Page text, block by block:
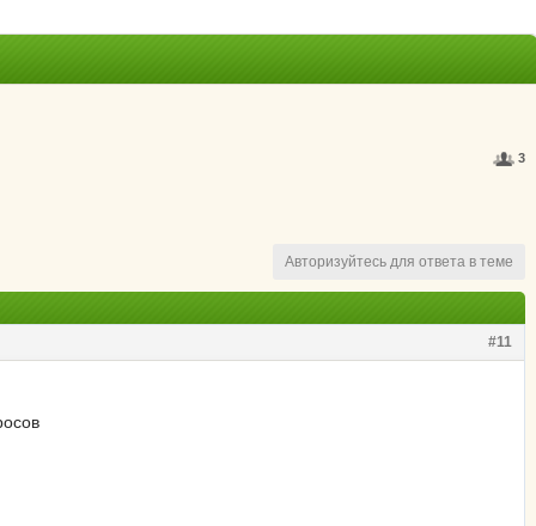
3
Авторизуйтесь для ответа в теме
#11